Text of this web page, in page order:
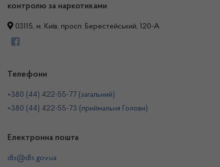
контролю за наркотиками
03115, м. Київ, просп. Берестейський, 120-А
Телефони
+380 (44) 422-55-77 (загальний)
+380 (44) 422-55-73 (приймальня Голови)
Електронна пошта
dls@dls.gov.ua